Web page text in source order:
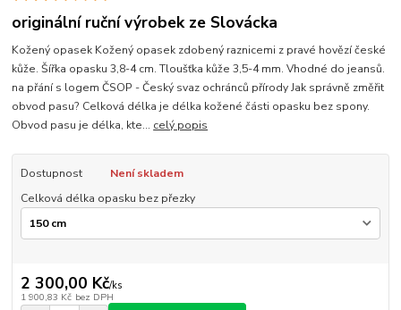
originální ruční výrobek ze Slovácka
Kožený opasek Kožený opasek zdobený raznicemi z pravé hovězí české
kůže. Šířka opasku 3,8-4 cm. Tloušťka kůže 3,5-4 mm. Vhodné do jeansů.
na přání s logem ČSOP - Český svaz ochránců přírody Jak správně změřit
obvod pasu? Celková délka je délka kožené části opasku bez spony.
Obvod pasu je délka, kte... celý popis
Dostupnost
Není skladem
Celková délka opasku bez přezky
2 300,00 Kč/ks
1 900,83 Kč bez DPH